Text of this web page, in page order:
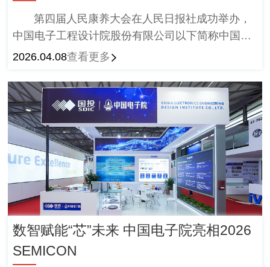
第四届人民康养大会在人民日报社成功举办，
中国电子工程设计院股份有限公司以下简称中国电
子院总经理、党委副书记夏连鲲，人民康养评测专
2026.04.08查看更多
数智赋能“芯”未来 中国电子院亮相2026
SEMICON